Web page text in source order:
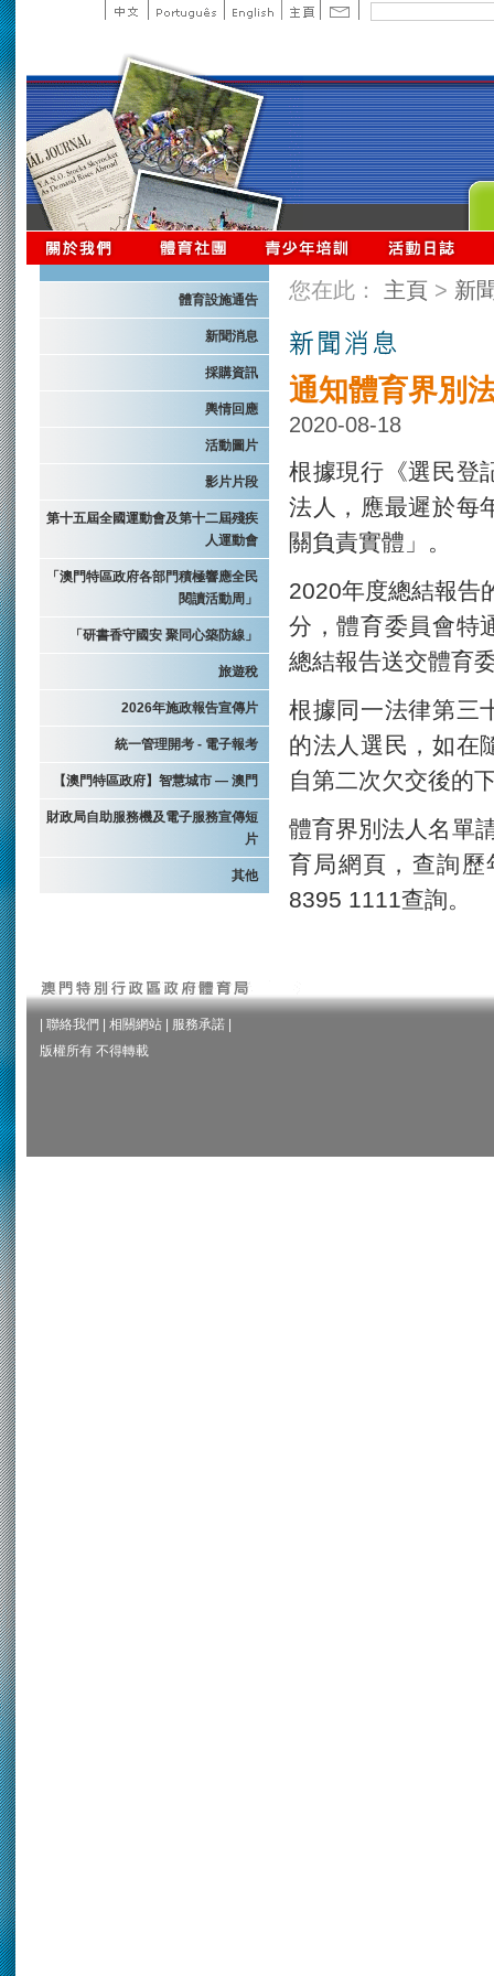
體育設施通告
新聞消息
採購資訊
輿情回應
活動圖片
影片片段
第十五屆全國運動會及第十二屆殘疾
人運動會
「澳門特區政府各部門積極響應全民
閱讀活動周」
「研書香守國安 聚同心築防線」
旅遊稅
2026年施政報告宣傳片
統一管理開考 - 電子報考
【澳門特區政府】智慧城市 — 澳門
財政局自助服務機及電子服務宣傳短
片
其他
您在此： 主頁 > 新
通知體育界別
2020-08-18
根據現行《選民登
法人，應最遲於每
關負責實體」。
2020年度總結報告
分，體育委員會特
總結報告送交體育
根據同一法律第三
的法人選民，如在
自第二次欠交後的
體育界別法人名單
育局網頁，查詢
8395 1111查詢。
聯絡我們 相關網站 服務承諾
版權所有 不得轉載